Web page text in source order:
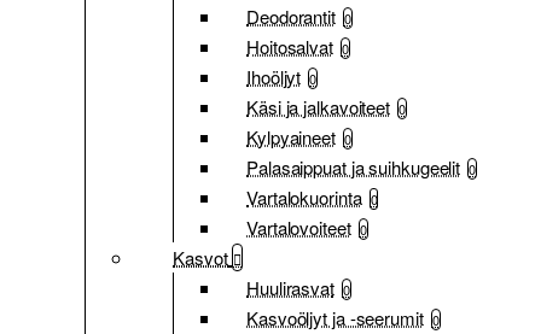
Deodorantit 0
Hoitosalvat 0
Ihoöljyt 0
Käsi ja jalkavoiteet 0
Kylpyaineet 0
Palasaippuat ja suihkugeelit 0
Vartalokuorinta 0
Vartalovoiteet 0
Kasvot
Huulirasvat 0
Kasvoöljyt ja -seerumit 0